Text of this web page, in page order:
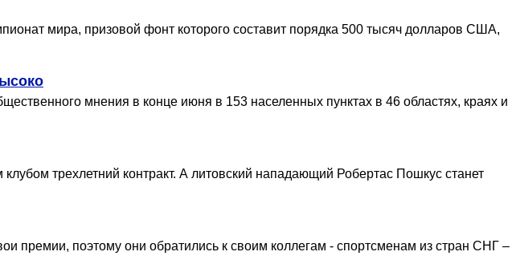
мира, призовой фонт которого составит порядка 500 тысяч долларов США,
мнения в конце июня в 153 населенных пунктах в 46 областях, краях и
трехлетний контракт. А литовский нападающий Робертас Пошкус станет
премии, поэтому они обратились к своим коллегам - спортсменам из стран СНГ –